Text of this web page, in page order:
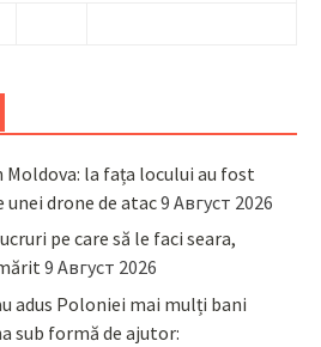
la fața locului au fost
drone de atac9 Август 2026
pe care să le faci seara,
9 Август 2026
adus Poloniei mai mulți bani
sub formă de ajutor: